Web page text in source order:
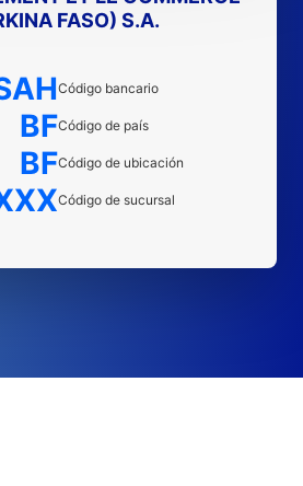
FASO) S.A.
Código bancario
BFCódigo de país
BFCódigo de ubicación
Código de sucursal